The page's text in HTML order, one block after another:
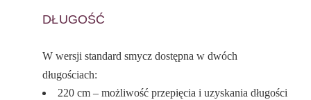
DŁUGOŚĆ
W wersji standard smycz dostępna w dwóch
długościach:
220 cm – możliwość przepięcia i uzyskania długości